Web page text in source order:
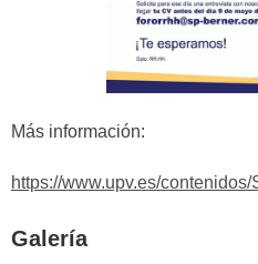
Más información:
https://www.upv.es/
Galería